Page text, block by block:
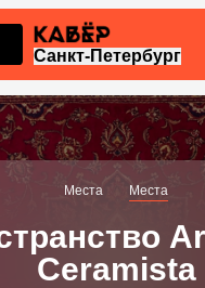
Санкт-Петербург
Места Места
Ceramista